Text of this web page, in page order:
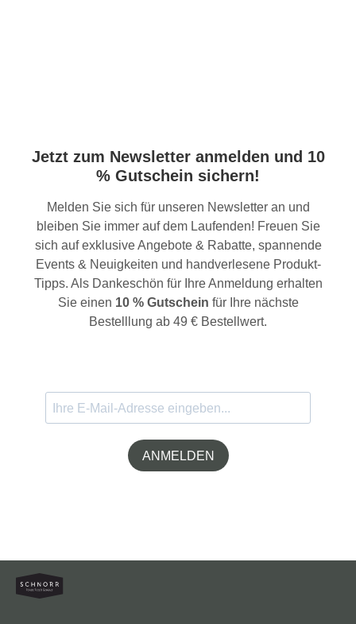
Jetzt zum Newsletter anmelden und 10
% Gutschein sichern!
Melden Sie sich für unseren Newsletter an und
bleiben Sie immer auf dem Laufenden! Freuen Sie
sich auf exklusive Angebote & Rabatte, spannende
Events & Neuigkeiten und handverlesene Produkt-
Tipps. Als Dankeschön für Ihre Anmeldung erhalten
Sie einen 10 % Gutschein für Ihre nächste
Bestelllung ab 49 € Bestellwert.
ANMELDEN